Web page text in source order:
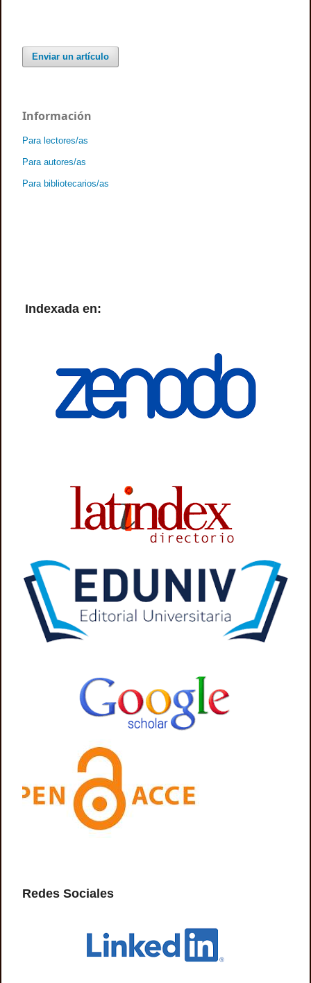
Enviar un artículo
Información
Para lectores/as
Para autores/as
Para bibliotecarios/as
Indexada en:
Redes Sociales